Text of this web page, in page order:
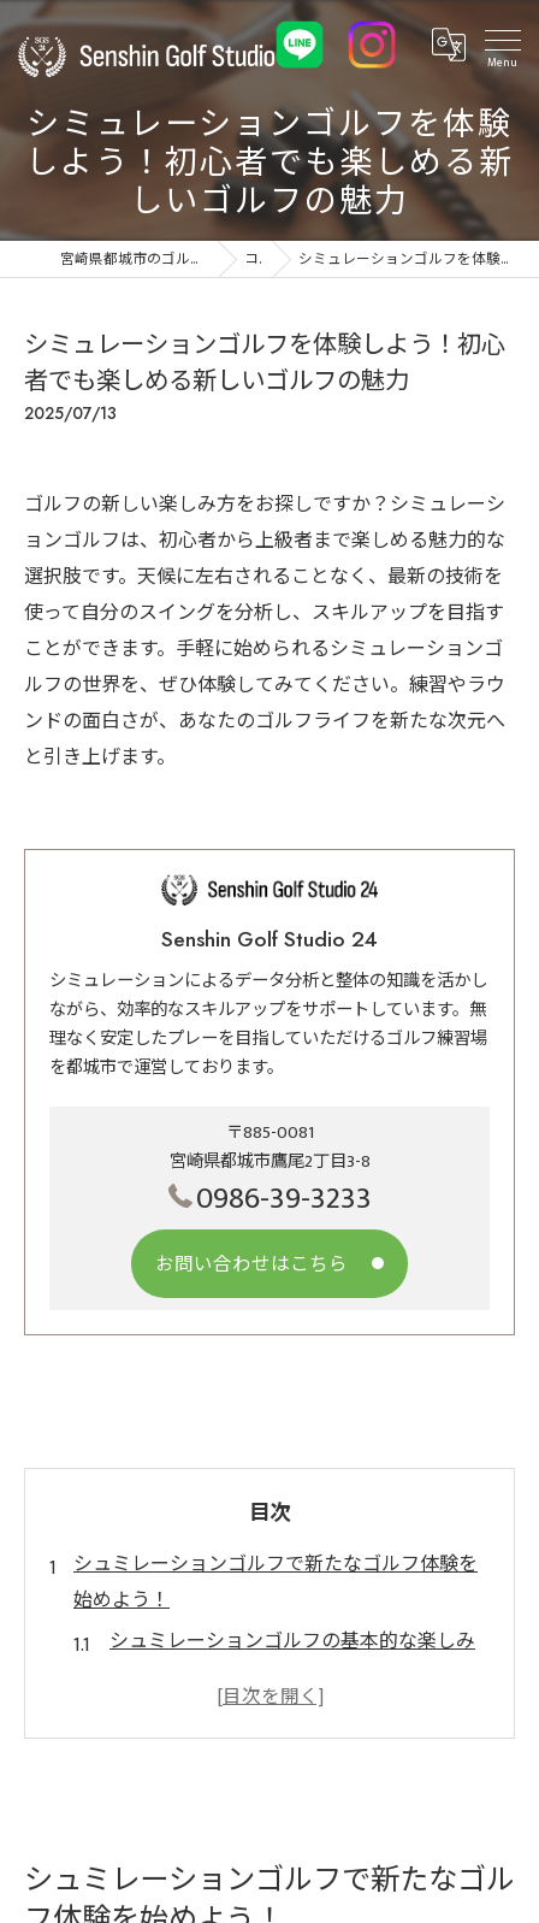
シミュレーションゴルフを体験
しよう！初心者でも楽しめる新
しいゴルフの魅力
宮崎県都城市のゴルフ練習場ならSenshin Golf Studio 24 コラム シミュレーションゴルフを体験しよう！初心者でも楽しめる新しいゴルフの魅力
シミュレーションゴルフを体験しよう！初心
者でも楽しめる新しいゴルフの魅力
2025/07/13
ゴルフの新しい楽しみ方をお探しですか？シミュレーシ
ョンゴルフは、初心者から上級者まで楽しめる魅力的な
選択肢です。天候に左右されることなく、最新の技術を
使って自分のスイングを分析し、スキルアップを目指す
ことができます。手軽に始められるシミュレーションゴ
ルフの世界を、ぜひ体験してみてください。練習やラウ
ンドの面白さが、あなたのゴルフライフを新たな次元へ
と引き上げます。
Senshin Golf Studio 24
シミュレーションによるデータ分析と整体の知識を活かし
ながら、効率的なスキルアップをサポートしています。無
理なく安定したプレーを目指していただけるゴルフ練習場
を都城市で運営しております。
〒885-0081
宮崎県都城市鷹尾2丁目3-8
0986-39-3233
お問い合わせはこちら
目次
シュミレーションゴルフで新たなゴルフ体験を
始めよう！
シュミレーションゴルフの基本的な楽しみ
シュミレーションゴルフの歴史と進化
シュミレーションゴルフで新たなゴル